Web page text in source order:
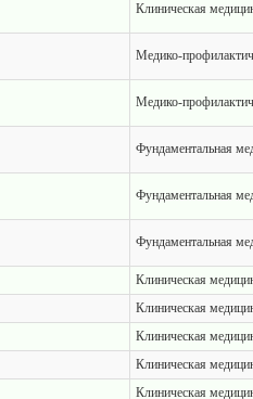
Клиническая
Медико-
Медико-
Фундаментальная
Фундаментальная
Фундаментальная
Клиническая
Клиническая
Клиническая
Клиническая
Клиническая